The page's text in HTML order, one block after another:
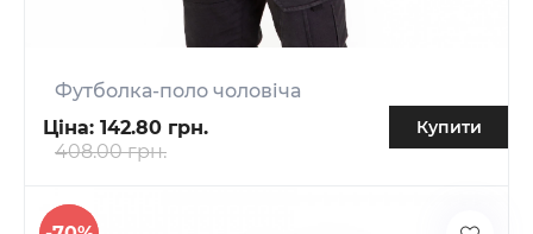
Футболка-поло чоловіча
Ціна: 142.80 грн.
408.00 грн.
Купити